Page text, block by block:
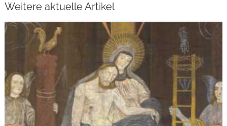
Weitere aktuelle Artikel
weiterlesen